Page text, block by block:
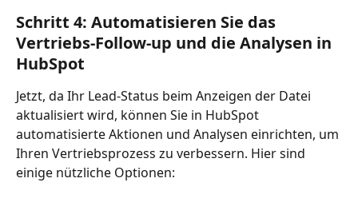
Schritt 4: Automatisieren Sie das
Vertriebs-Follow-up und die Analysen in
HubSpot
Jetzt, da Ihr Lead-Status beim Anzeigen der Datei
aktualisiert wird, können Sie in HubSpot
automatisierte Aktionen und Analysen einrichten, um
Ihren Vertriebsprozess zu verbessern. Hier sind
einige nützliche Optionen: